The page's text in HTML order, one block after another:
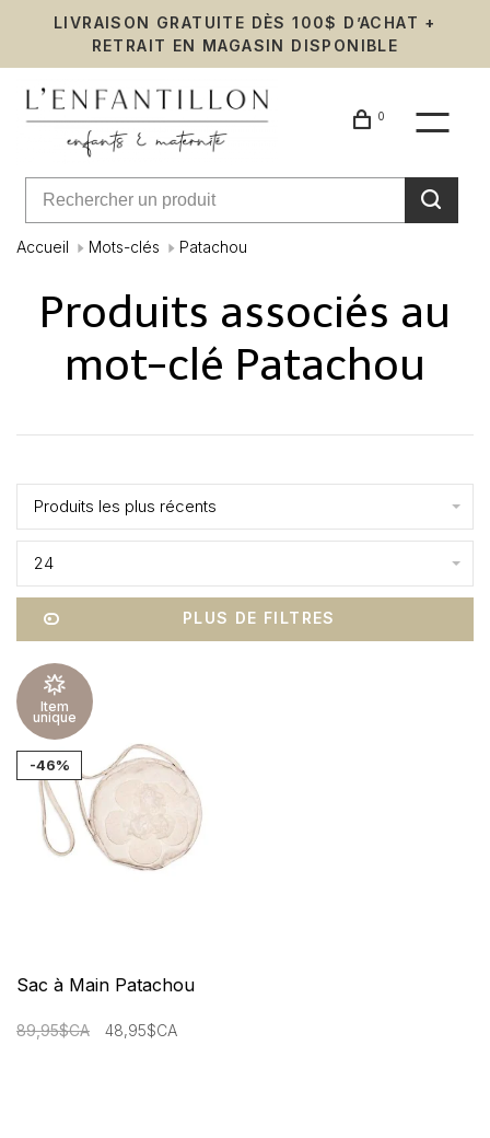
LIVRAISON GRATUITE DÈS 100$ D’ACHAT +
RETRAIT EN MAGASIN DISPONIBLE
0
Accueil Mots-clés Patachou
Produits associés au
mot-clé Patachou
Produits les plus récents
24
PLUS DE FILTRES
Item
unique
-46%
Sac à Main Patachou
89,95$CA 48,95$CA